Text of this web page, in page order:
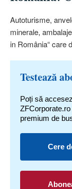
Autoturisme,
minerale,
in România“ care
Testează
Poți să
premium de
Cere